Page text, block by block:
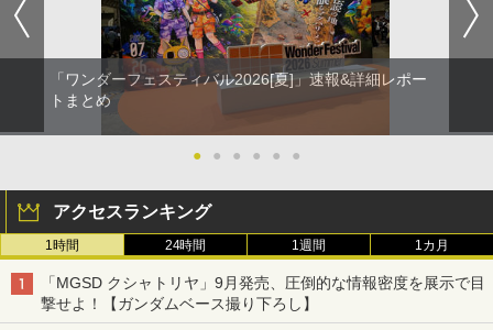
「ワンダーフェスティバル2026[夏]」速報&詳細レポー
トまとめ
● ● ● ● ● ●
アクセスランキング
1時間 24時間 1週間 1カ月
「MGSD クシャトリヤ」9月発売、圧倒的な情報密度を展示で目
撃せよ！【ガンダムベース撮り下ろし】